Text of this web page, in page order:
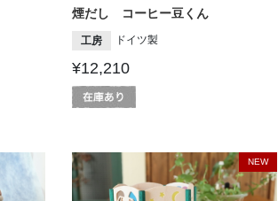
煙だし コーヒー豆くん
工房 ドイツ製
¥12,210
NEW